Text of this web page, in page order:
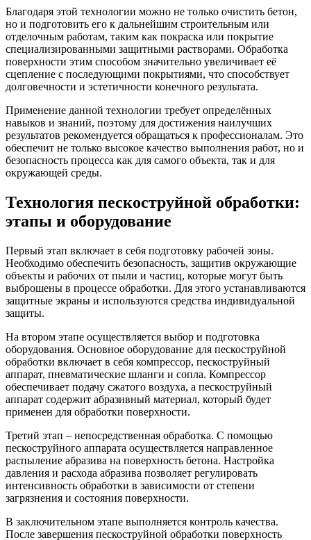
Благодаря этой технологии можно не только очистить бетон,
но и подготовить его к дальнейшим строительным или
отделочным работам, таким как покраска или покрытие
специализированными защитными растворами. Обработка
поверхности этим способом значительно увеличивает её
сцепление с последующими покрытиями, что способствует
долговечности и эстетичности конечного результата.
Применение данной технологии требует определённых
навыков и знаний, поэтому для достижения наилучших
результатов рекомендуется обращаться к профессионалам. Это
обеспечит не только высокое качество выполнения работ, но и
безопасность процесса как для самого объекта, так и для
окружающей среды.
Технология пескоструйной обработки:
этапы и оборудование
Первый этап включает в себя подготовку рабочей зоны.
Необходимо обеспечить безопасность, защитив окружающие
объекты и рабочих от пыли и частиц, которые могут быть
выброшены в процессе обработки. Для этого устанавливаются
защитные экраны и используются средства индивидуальной
защиты.
На втором этапе осуществляется выбор и подготовка
оборудования. Основное оборудование для пескоструйной
обработки включает в себя компрессор, пескоструйный
аппарат, пневматические шланги и сопла. Компрессор
обеспечивает подачу сжатого воздуха, а пескоструйный
аппарат содержит абразивный материал, который будет
применен для обработки поверхности.
Третий этап – непосредственная обработка. С помощью
пескоструйного аппарата осуществляется направленное
распыление абразива на поверхность бетона. Настройка
давления и расхода абразива позволяет регулировать
интенсивность обработки в зависимости от степени
загрязнения и состояния поверхности.
В заключительном этапе выполняется контроль качества.
После завершения пескоструйной обработки поверхность